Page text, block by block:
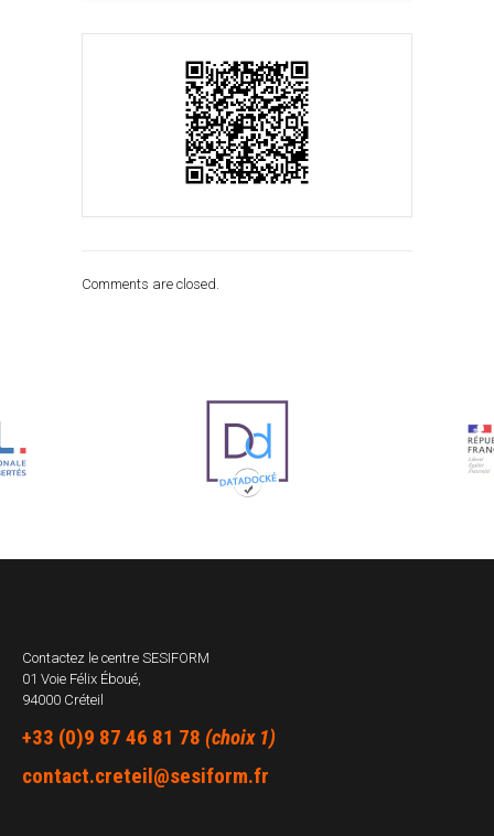
Comments are closed.
Contactez le centre SESIFORM
01 Voie Félix Éboué,
94000 Créteil
+33 (0)9 87 46 81 78 (choix 1)
contact.creteil@sesiform.fr